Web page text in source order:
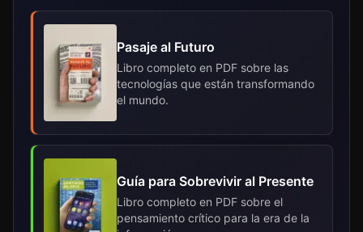
Pasaje al Futuro
Libro completo en PDF sobre las
tecnologías que están transformando
el mundo.
Guía para Sobrevivir al Presente
Libro completo en PDF sobre el
pensamiento crítico para la era de la